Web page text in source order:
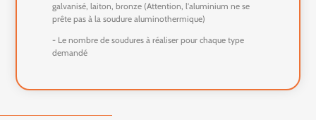
galvanisé, laiton, bronze (Attention, l'aluminium ne se
prête pas à la soudure aluminothermique)
- Le nombre de soudures à réaliser pour chaque type
demandé